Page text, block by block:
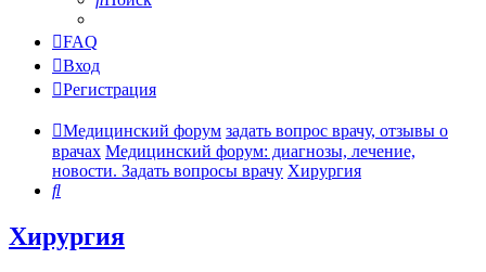
FAQ
Вход
Регистрация
Медицинский форум задать вопрос врачу, отзывы о
врачах Медицинский форум: диагнозы, лечение,
новости. Задать вопросы врачу Хирургия
Поиск
Хирургия